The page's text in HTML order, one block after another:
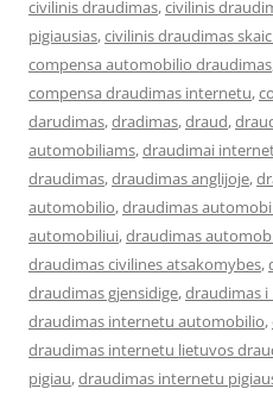
civilinis draudimas,civilinis
pigiausias,civilinis draudimas
compensa automobilio draudimas
compensa draudimas internetu,
darudimas,dradimas,draud,
automobiliams,draudimai
draudimas,draudimas anglijoje,
automobilio,draudimas
automobiliui,draudimas
draudimas civilines atsakomybes,
draudimas gjensidige,draudimas i
draudimas internetu automobilio,
draudimas internetu lietuvos
pigiau,draudimas internetu